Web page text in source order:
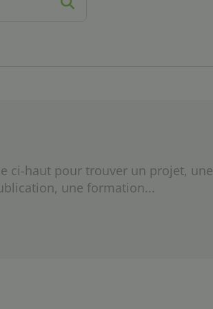
ci-haut pour trouver un projet, une
une formation...